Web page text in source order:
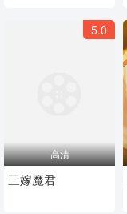
5.0
高清
三嫁魔君​